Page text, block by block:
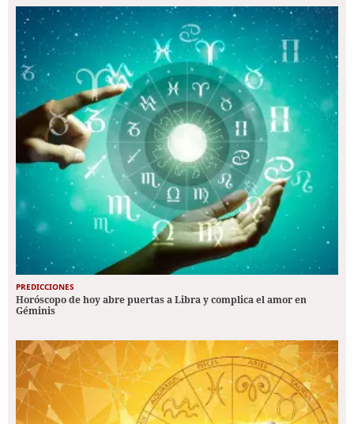
PREDICCIONES
Horóscopo de hoy abre puertas a Libra y complica el amor en
Géminis